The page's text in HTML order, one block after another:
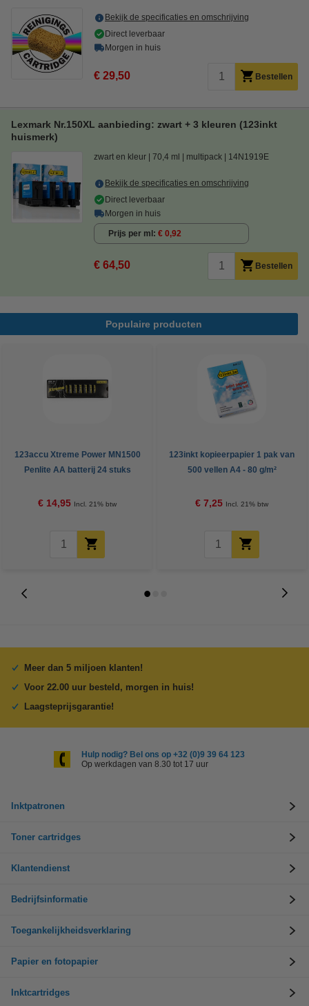
Bekijk de specificaties en omschrijving
Direct leverbaar
Morgen in huis
€ 29,50 Bestellen
Lexmark Nr.150XL aanbieding: zwart + 3 kleuren (123inkt
huismerk)
zwart en kleur 70,4 ml multipack 14N1919E
Bekijk de specificaties en omschrijving
Direct leverbaar
Morgen in huis
Prijs per ml € 0,92
€ 64,50 Bestellen
Populaire producten
123accu Xtreme Power MN1500
Penlite AA batterij 24 stuks
€ 14,95 Incl. 21% btw
123inkt kopieerpapier 1 pak van
500 vellen A4 - 80 g/m²
€ 7,25 Incl. 21% btw
Meer dan 5 miljoen klanten!
Voor 22.00 uur besteld, morgen in huis!
Laagsteprijsgarantie!
Hulp nodig? Bel ons op +32 (0)9 39 64 123
Op werkdagen van 8.30 tot 17 uur
Inktpatronen
Toner cartridges
Klantendienst
Bedrijfsinformatie
Toegankelijkheidsverklaring
Papier en fotopapier
Inktcartridges